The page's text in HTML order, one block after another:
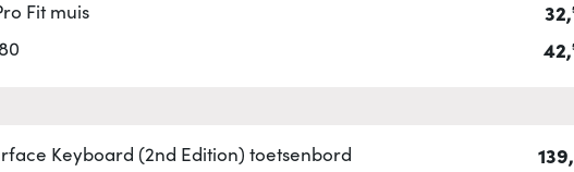
Fit muis 32,
42,
Keyboard (2nd Edition) toetsenbord